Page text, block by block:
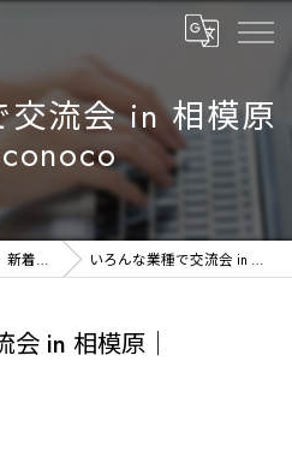
交流会 in 相模原
新着NEWS いろんな業種で交流会 in 相模原｜noconoco
in 相模原｜